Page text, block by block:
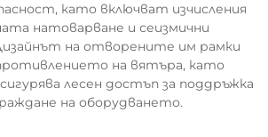
като включват изчисления
натоварване и сеизмични
на отворените им рамки
на вятъра, като
лесен достъп за поддръжка
на оборудването.